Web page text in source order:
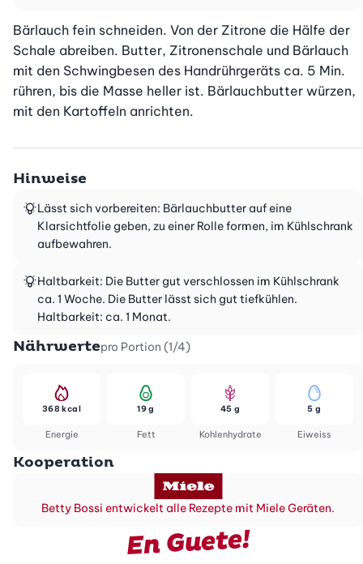
Bärlauch fein schneiden. Von der Zitrone die Hälfe der
Schale abreiben. Butter, Zitronenschale und Bärlauch
mit den Schwingbesen des Handrührgeräts ca. 5 Min.
rühren, bis die Masse heller ist. Bärlauchbutter würzen,
mit den Kartoffeln anrichten.
Hinweise
Lässt sich vorbereiten: Bärlauchbutter auf eine
Klarsichtfolie geben, zu einer Rolle formen, im Kühlschrank
aufbewahren.
Haltbarkeit: Die Butter gut verschlossen im Kühlschrank
ca. 1 Woche. Die Butter lässt sich gut tiefkühlen.
Haltbarkeit: ca. 1 Monat.
Nährwertepro Portion (1/4)
Energie
368 kcal
Fett
19 g
Kohlenhydrate
45 g
Eiweiss
5 g
Kooperation
Betty Bossi entwickelt alle Rezepte mit Miele Geräten.
En Guete!